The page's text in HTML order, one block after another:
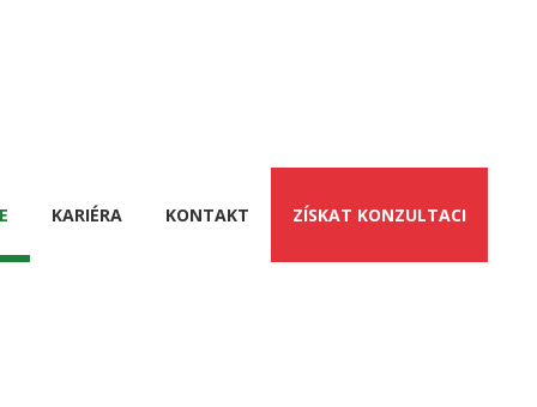
KARIÉRA KONTAKT ZÍSKAT KONZULTACI